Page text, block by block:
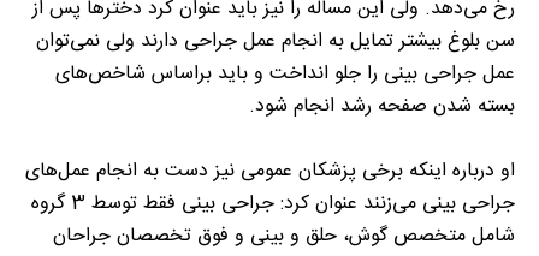
رخ می‌دهد. ولی این مساله را نیز باید عنوان کرد دخترها پس از
سن بلوغ بیشتر تمایل به انجام عمل جراحی دارند ولی نمی‌توان
عمل جراحی بینی را جلو انداخت و باید براساس شاخص‌های
بسته شدن صفحه رشد انجام شود.
او درباره اینکه برخی پزشکان عمومی نیز دست به انجام عمل‌های
جراحی بینی می‌زنند عنوان کرد: جراحی بینی فقط توسط 3 گروه
شامل متخصص گوش‌، حلق و بینی و فوق تخصصان جراحان